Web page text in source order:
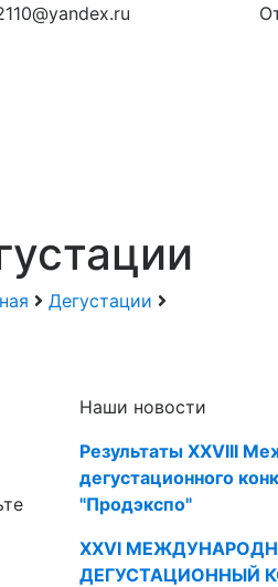
Дегустации
Наши новости
Результаты XXVIII
дегустационного
"Продэкспо"
XXVI
ДЕГУСТАЦИОННЫЙ